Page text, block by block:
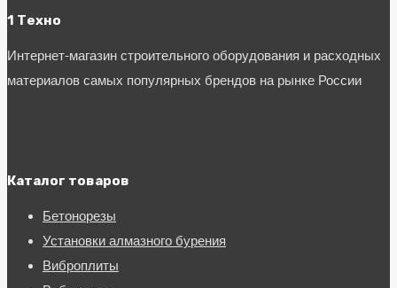
1 Техно
Интернет-магазин строительного оборудования и расходных
материалов самых популярных брендов на рынке России
Каталог товаров
Бетонорезы
Установки алмазного бурения
Виброплиты